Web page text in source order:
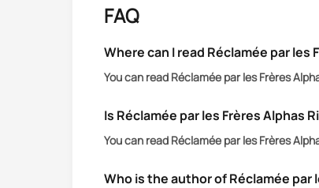
Méprisée toute sa vie par sa
que les passions s’embrasent,
maudite de ses Alphas.
Au final, qui choisira-t-elle ?
Le cruel et dominateur Alpha
Ou son frère, l’Alpha Ajax, chef
FAQ
Where can I read Réclamée par les
You can read Réclamée par les Frères
Is Réclamée par les Frères Alphas
You can read Réclamée par les Frères
Who is the author of Réclamée par